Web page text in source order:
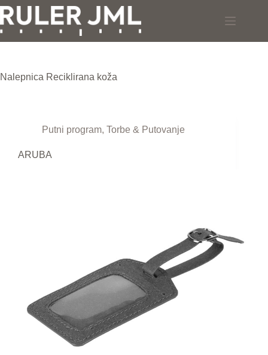
Skip
to
content
Nalepnica Reciklirana koža
Putni program, Torbe & Putovanje
ARUBA